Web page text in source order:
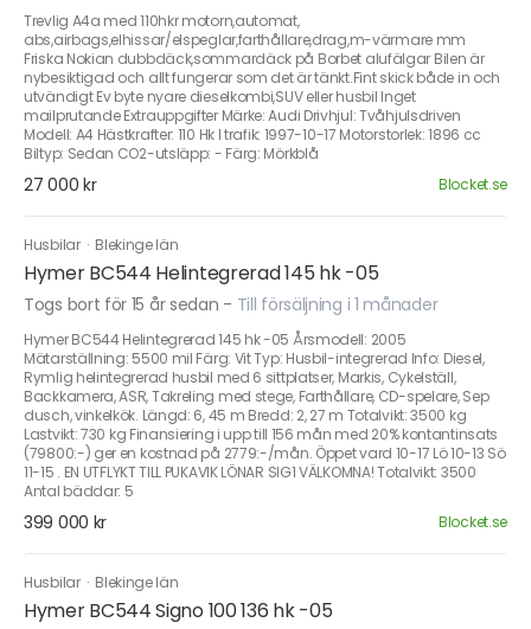
Trevlig A4a med 110hkr motorn,automat,
abs,airbags,elhissar/elspeglar,farthållare,drag,m-värmare mm
Friska Nokian dubbdäck,sommardäck på Borbet alufälgar Bilen är
nybesiktigad och allt fungerar som det är tänkt.Fint skick både in och
utvändigt Ev byte nyare dieselkombi,SUV eller husbil Inget
mailprutande Extrauppgifter Märke: Audi Drivhjul: Tvåhjulsdriven
Modell: A4 Hästkrafter: 110 Hk I trafik: 1997-10-17 Motorstorlek: 1896 cc
Biltyp: Sedan CO2-utsläpp: - Färg: Mörkblå
27 000 kr Blocket.se
Husbilar · Blekinge län
Hymer BC544 Helintegrerad 145 hk -05
Togs bort för 15 år sedan - Till försäljning i 1 månader
Hymer BC544 Helintegrerad 145 hk -05 Årsmodell: 2005
Mätarställning: 5500 mil Färg: Vit Typ: Husbil-integrerad Info: Diesel,
Rymlig helintegrerad husbil med 6 sittplatser, Markis, Cykelställ,
Backkamera, ASR, Takreling med stege, Farthållare, CD-spelare, Sep
dusch, vinkelkök. Längd: 6, 45 m Bredd: 2, 27 m Totalvikt: 3500 kg
Lastvikt: 730 kg Finansiering i upp till 156 mån med 20% kontantinsats
(79800:-) ger en kostnad på 2779:-/mån. Öppet vard 10-17 Lö 10-13 Sö
11-15 . EN UTFLYKT TILL PUKAVIK LÖNAR SIG1 VÄLKOMNA! Totalvikt: 3500
Antal bäddar: 5
399 000 kr Blocket.se
Husbilar · Blekinge län
Hymer BC544 Signo 100 136 hk -05